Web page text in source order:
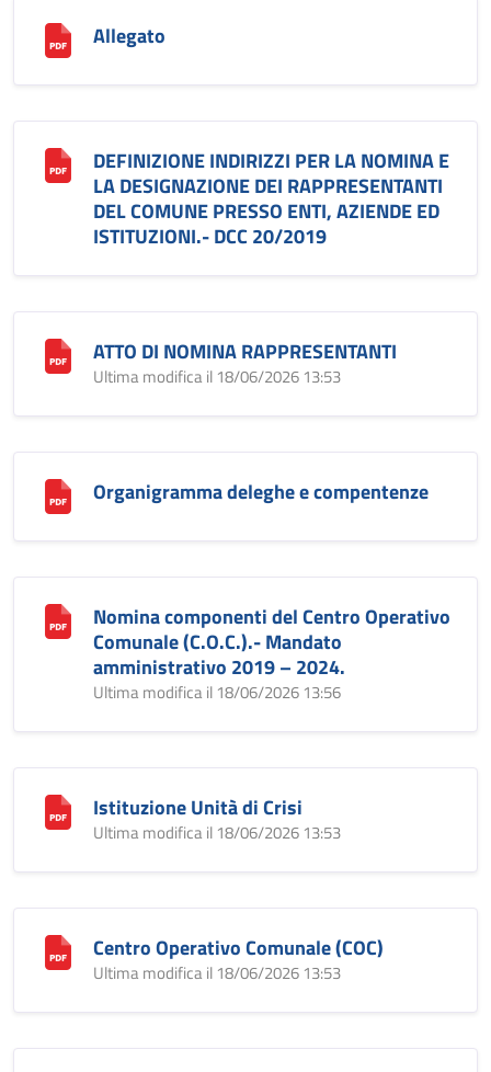
Allegato
DEFINIZIONE INDIRIZZI PER LA NOMINA E
LA DESIGNAZIONE DEI RAPPRESENTANTI
DEL COMUNE PRESSO ENTI, AZIENDE ED
ISTITUZIONI.- DCC 20/2019
ATTO DI NOMINA RAPPRESENTANTI
Ultima modifica il 18/06/2026 13:53
Organigramma deleghe e compentenze
Nomina componenti del Centro Operativo
Comunale (C.O.C.).- Mandato
amministrativo 2019 – 2024.
Ultima modifica il 18/06/2026 13:56
Istituzione Unità di Crisi
Ultima modifica il 18/06/2026 13:53
Centro Operativo Comunale (COC)
Ultima modifica il 18/06/2026 13:53